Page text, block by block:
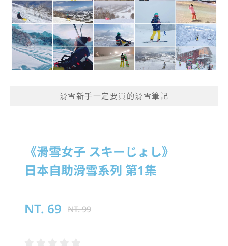
滑雪新手一定要買的滑雪筆記